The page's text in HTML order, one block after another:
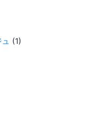
(1)